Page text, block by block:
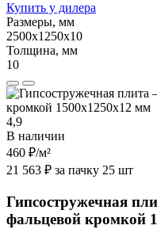
Купить у дилера
Размеры, мм
2500х1250х10
Толщина, мм
10
4,9
В наличии
460 ₽/м²
21 563 ₽ за пачку 25 шт
Гипсостружечная
фальцевой кромкой